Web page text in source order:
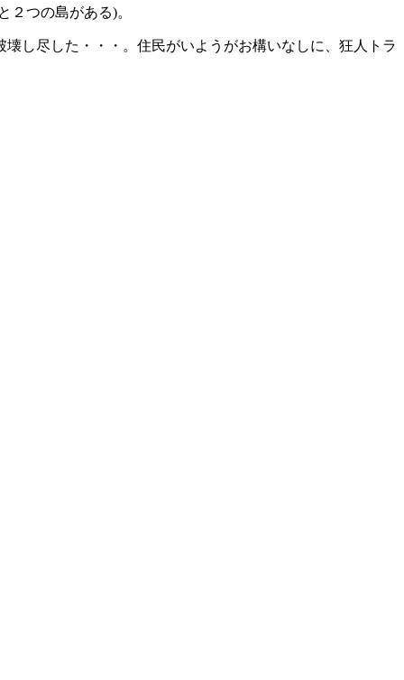
つの島がある)。
し尽した・・・。住民がいようがお構いなしに、狂人トラ